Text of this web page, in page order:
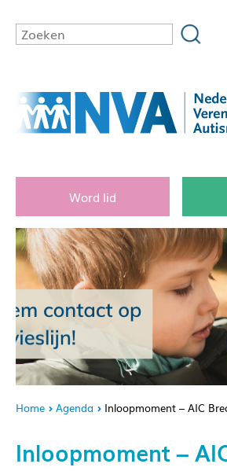
Word lid
Home Agenda Inloopmoment – AIC
Inloopmoment –